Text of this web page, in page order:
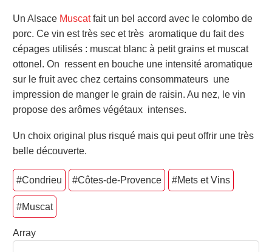
Un Alsace Muscatfait un bel accord avec le colombo de
porc. Ce vin est très sec et très aromatique du fait des
cépages utilisés : muscat blanc à petit grains et muscat
ottonel. On ressent en bouche une intensité aromatique
sur le fruit avec chez certains consommateurs une
impression de manger le grain de raisin. Au nez, le vin
propose des arômes végétaux intenses.
Un choix original plus risqué mais qui peut offrir une très
belle découverte.
#Condrieu #Côtes-de-Provence #Mets et Vins
#Muscat
Array